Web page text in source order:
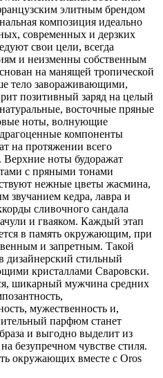
элитным брендом
композиция идеально
современных и дерзких
свои цели, всегда
и неизменны собственным
на манящей тропической
тело завораживающими,
позитивный заряд на целый
восточные пряные
ноты, волнующие
компоненты
на протяжении всего
ноты будоражат
с пряными тонами
нежные цветы жасмина,
звучанием кедра, лавра и
сливочного сандала
и гваяком. Каждый этап
в память окружающим, при
и запретным. Такой
дизайнерский стильный
кристаллами Сваровски.
шикарный мужчина средних
мужественность и,
парфюм станет
и выгодно выделит из
безупречном чувстве стиля.
окружающих вместе с Oros